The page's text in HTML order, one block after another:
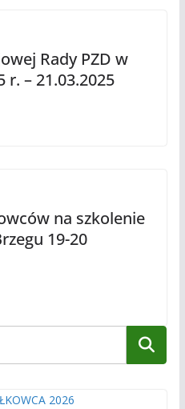
Rady PZD w
r. – 21.03.2025
na szkolenie
19-20